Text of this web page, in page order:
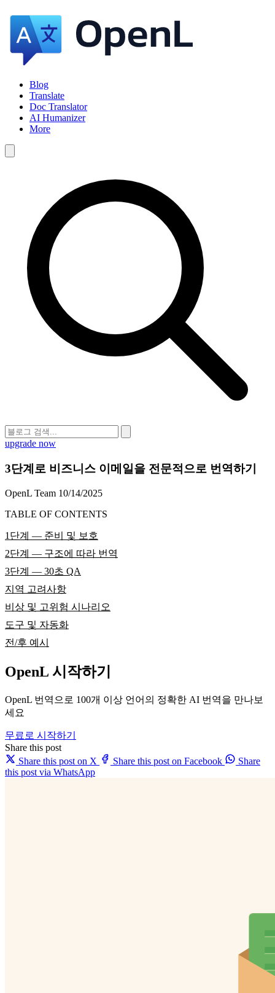
Blog
Translate
Doc Translator
AI Humanizer
More
upgrade now
3단계로 비즈니스 이메일을 전문적으로 번역하기
OpenL Team 10/14/2025
TABLE OF CONTENTS
1단계 — 준비 및 보호
2단계 — 구조에 따라 번역
3단계 — 30초 QA
지역 고려사항
비상 및 고위험 시나리오
도구 및 자동화
전/후 예시
OpenL 시작하기
OpenL 번역으로 100개 이상 언어의 정확한 AI 번역을 만나보
세요
무료로 시작하기
Share this post
Share this post on X
Share this post on Facebook
Share
this post via WhatsApp